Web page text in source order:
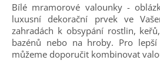
Bílé mramorové valounky -
luxusní dekorační prvek ve
zahradách k obsypání rostlin,
bazénů nebo na hroby. Pro
můžeme doporučit kombinovat